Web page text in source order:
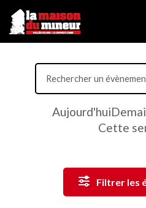
Aujourd'hui
Cette
Filtrer les